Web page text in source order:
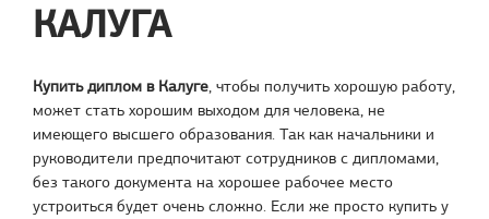
КАЛУГА
Купить диплом в Калуге, чтобы получить хорошую работу,
может стать хорошим выходом для человека, не
имеющего высшего образования. Так как начальники и
руководители предпочитают сотрудников с дипломами,
без такого документа на хорошее рабочее место
устроиться будет очень сложно. Если же просто купить у